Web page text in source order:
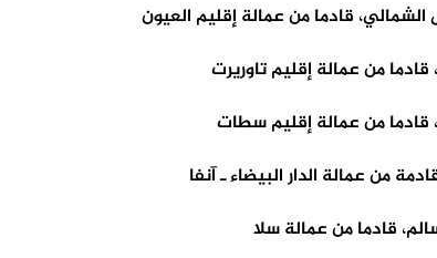
الشمالي، قادما من عمالة إقليم العيون
قادما من عمالة إقليم تاوريرت
قادما من عمالة إقليم سطات
من عمالة الدار البيضاء ـ آنفا
قادما من عمالة سلا